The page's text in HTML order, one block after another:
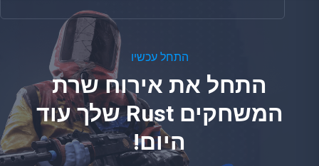
התחל עכשיו
התחל את אירוח שרת
המשחקים Rust שלך עוד
היום!